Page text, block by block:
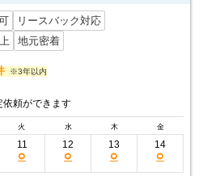
リースバック対応
地元密着
※3年以内
依頼ができます
火 水 木 金
11
○
12
○
13
○
14
○